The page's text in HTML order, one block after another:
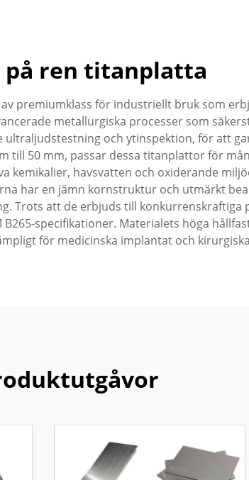
ren titanplatta
premiumklass för industriellt bruk som
metallurgiska processer som
och ytinspektion, för att
till 50 mm, passar dessa titanplattor för
havsvatten och oxiderande
har en jämn kornstruktur och utmärkt
Trots att de erbjuds till
specifikationer. Materialets höga
för medicinska implantat och